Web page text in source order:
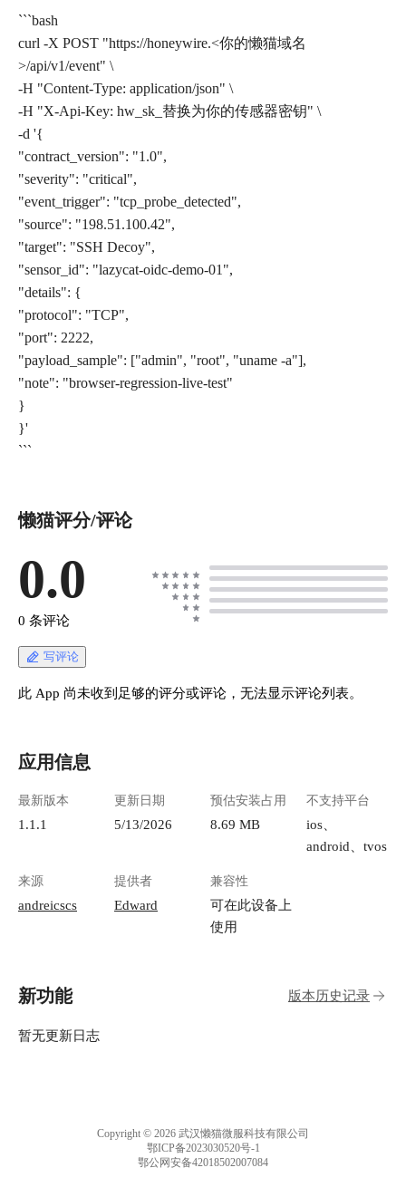
```bash
curl -X POST "https://honeywire.<你的懒猫域名
>/api/v1/event" \
-H "Content-Type: application/json" \
-H "X-Api-Key: hw_sk_替换为你的传感器密钥" \
-d '{
"contract_version": "1.0",
"severity": "critical",
"event_trigger": "tcp_probe_detected",
"source": "198.51.100.42",
"target": "SSH Decoy",
"sensor_id": "lazycat-oidc-demo-01",
"details": {
"protocol": "TCP",
"port": 2222,
"payload_sample": ["admin", "root", "uname -a"],
"note": "browser-regression-live-test"
}
}'
```
懒猫评分/评论
0.0
0 条评论
写评论
此 App 尚未收到足够的评分或评论，无法显示评论列表。
应用信息
最新版本
1.1.1
更新日期
5/13/2026
预估安装占用
8.69 MB
不支持平台
ios、
android、tvos
来源
andreicscs
提供者
Edward
兼容性
可在此设备上
使用
新功能 版本历史记录
暂无更新日志
Copyright © 2026 武汉懒猫微服科技有限公司
鄂ICP备2023030520号-1
鄂公网安备42018502007084